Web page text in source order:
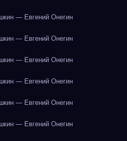
— Евгений Онегин
— Евгений Онегин
— Евгений Онегин
— Евгений Онегин
— Евгений Онегин
— Евгений Онегин